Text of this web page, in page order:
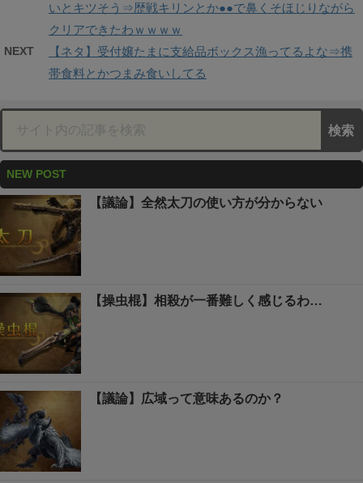
いとキツそう⇒歴戦キリンとか●●で鼻くそほじりながら
クリアできたわｗｗｗｗ
NEXT
【ネタ】受付嬢たまに支給品ボックス漁ってるよな⇒携
帯食料とかつまみ食いしてる
NEW POST
【議論】全然太刀の使い方が分からない
【操虫棍】相殺が一番難しく感じるわ…
【議論】広域って意味あるのか？